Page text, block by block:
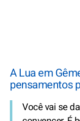
A Lua em
pensamentos
Você vai se